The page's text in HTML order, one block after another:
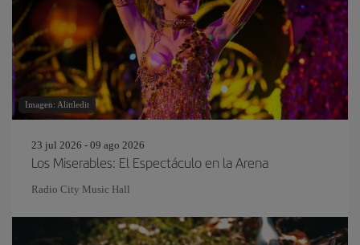
Imagen: Alittledit
23 jul 2026 - 09 ago 2026
Los Miserables: El Espectáculo en la Arena
Radio City Music Hall